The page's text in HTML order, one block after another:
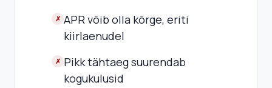
✗ APR võib olla kõrge, eriti
kiirlaenudel
✗ Pikk tähtaeg suurendab
kogukulusid